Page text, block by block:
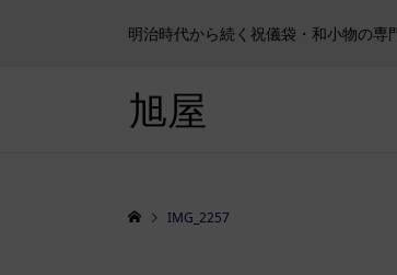
明治時代から続く祝儀袋・和小物の専
旭屋
IMG_2257